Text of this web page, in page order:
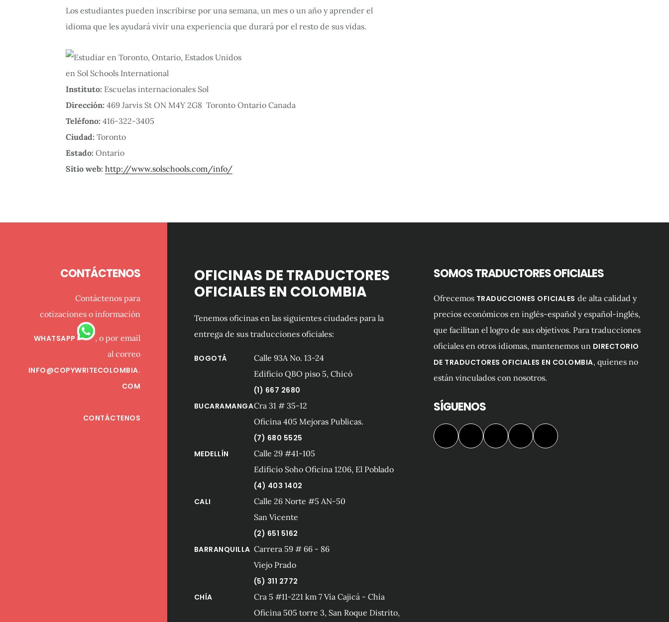
Los estudiantes pueden inscribirse por una semana, un mes o un año y aprender el
idioma que les ayudará vivir una experiencia que durará por el resto de sus vidas.
Instituto: Escuelas internacionales Sol
Dirección: 469 Jarvis St ON M4Y 2G8 ‎ Toronto Ontario Canada
Teléfono: 416-322-3405
Ciudad: Toronto
Estado: Ontario
Sitio web: http://www.solschools.com/info/
CONTÁCTENOS
Contáctenos para
cotizaciones o información
WHATSAPP
, o por email
al correo
INFO@COPYWRITECOLOMBIA.
COM
CONTÁCTENOS
OFICINAS DE TRADUCTORES
OFICIALES EN COLOMBIA
Tenemos oficinas en las siguientes ciudades para la
entrega de sus traducciones oficiales:
BOGOTÁ
Calle 93A No. 13-24
Edificio QBO piso 5, Chicó
(1) 667 2680
BUCARAMANGACra 31 # 35-12
Oficina 405 Mejoras Publicas.
(7) 680 5525
MEDELLÍN
Calle 29 #41-105
Edificio Soho Oficina 1206, El Poblado
(4) 403 1402
CALI
Calle 26 Norte #5 AN-50
San Vicente
(2) 651 5162
BARRANQUILLA Carrera 59 # 66 - 86
Viejo Prado
(5) 311 2772
CHÍA
Cra 5 #11-221 km 7 Vía Cajicá - Chía
Oficina 505 torre 3, San Roque Distrito,
SOMOS TRADUCTORES OFICIALES
Ofrecemos TRADUCCIONES OFICIALES de alta calidad y
precios económicos en inglés-español y español-inglés,
que facilitan el logro de sus objetivos. Para traducciones
oficiales en otros idiomas, mantenemos un DIRECTORIO
DE TRADUCTORES OFICIALES EN COLOMBIA, quienes no
están vinculados con nosotros.
SÍGUENOS